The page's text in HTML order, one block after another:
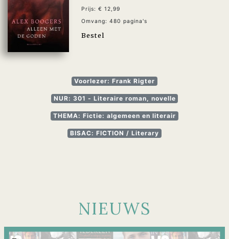
Prijs: € 12,99
Omvang: 480 pagina's
Bestel
Voorlezer: Frank Rigter
NUR: 301 - Literaire roman, novelle
THEMA: Fictie: algemeen en literair
BISAC: FICTION / Literary
NIEUWS